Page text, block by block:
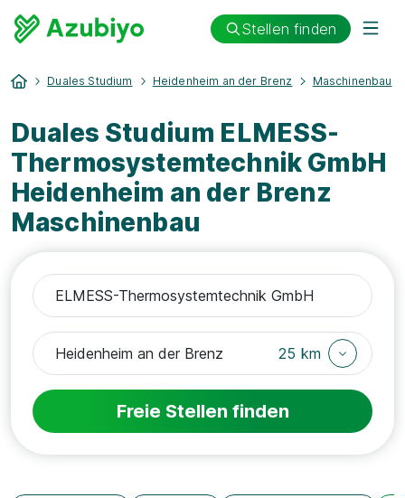
Stellen finden
Duales Studium Heidenheim an der Brenz Maschinenbau
Duales Studium ELMESS-
Thermosystemtechnik GmbH
Heidenheim an der Brenz
Maschinenbau
25 km
Freie Stellen finden